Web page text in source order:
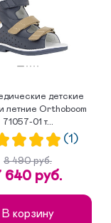
детские
летние Orthoboom
71057-01 т...
(1)
8 490 руб.
640 руб.
В корзину